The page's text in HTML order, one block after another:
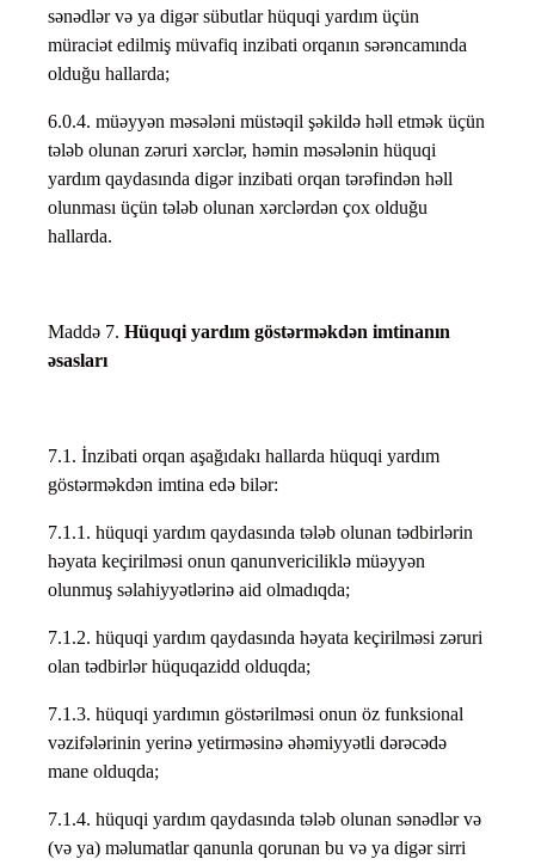
sənədlər və ya digər sübutlar hüquqi yardım üçün
müraciət edilmiş müvafiq inzibati orqanın sərəncamında
olduğu hallarda;
6.0.4. müəyyən məsələni müstəqil şəkildə həll etmək üçün
tələb olunan zəruri xərclər, həmin məsələnin hüquqi
yardım qaydasında digər inzibati orqan tərəfindən həll
olunması üçün tələb olunan xərclərdən çox olduğu
hallarda.
Maddə 7. Hüquqi yardım göstərməkdən imtinanın
əsasları
7.1. İnzibati orqan aşağıdakı hallarda hüquqi yardım
göstərməkdən imtina edə bilər:
7.1.1. hüquqi yardım qaydasında tələb olunan tədbirlərin
həyata keçirilməsi onun qanunvericiliklə müəyyən
olunmuş səlahiyyətlərinə aid olmadıqda;
7.1.2. hüquqi yardım qaydasında həyata keçirilməsi zəruri
olan tədbirlər hüquqazidd olduqda;
7.1.3. hüquqi yardımın göstərilməsi onun öz funksional
vəzifələrinin yerinə yetirməsinə əhəmiyyətli dərəcədə
mane olduqda;
7.1.4. hüquqi yardım qaydasında tələb olunan sənədlər və
(və ya) məlumatlar qanunla qorunan bu və ya digər sirri